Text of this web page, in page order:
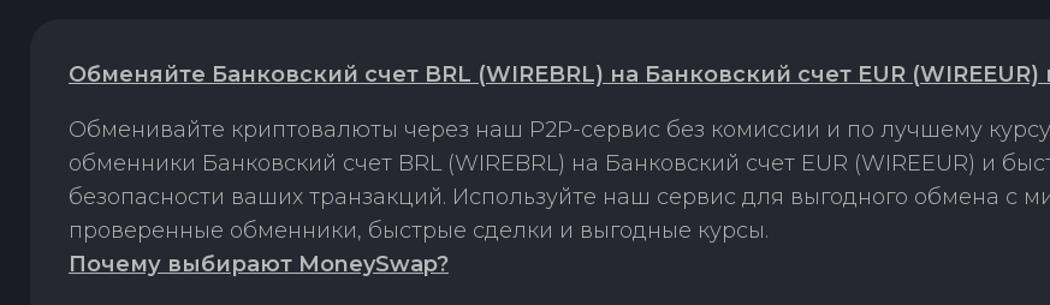
Обменяйте Банковский счет BRL (WIREBRL) на Банковский счет EUR (WIREEUR)
Обменивайте криптовалюты через наш P2P-сервис без комиссии и по лучшему
обменники Банковский счет BRL (WIREBRL) на Банковский счет EUR (WIREEUR) и
безопасности ваших транзакций. Используйте наш сервис для выгодного обмена с
проверенные обменники, быстрые сделки и выгодные курсы.
Почему выбирают MoneySwap?